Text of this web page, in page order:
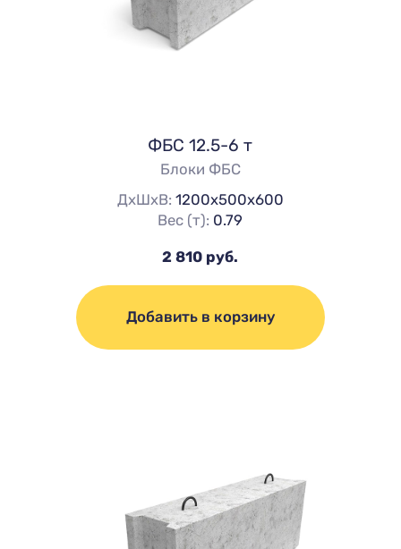
ФБС 12.5-6 т
Блоки ФБС
ДхШхВ: 1200х500х600
Вес (т): 0.79
2 810 руб.
Добавить в корзину